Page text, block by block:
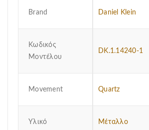
Brand Daniel Klein
Κωδικός
Μοντέλου
DK.1.14240-1
Μovement Quartz
Υλικό Μέταλλο